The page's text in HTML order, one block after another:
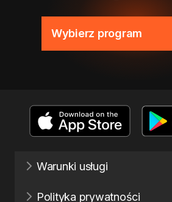
Wybierz program
Warunki usługi
Polityka prywatności